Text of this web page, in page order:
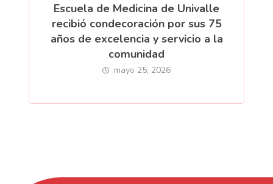
Escuela de Medicina de Univalle
recibió condecoración por sus 75
años de excelencia y servicio a la
comunidad
mayo 25, 2026